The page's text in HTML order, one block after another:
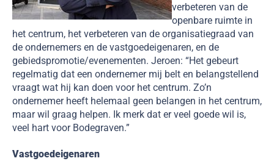
verbeteren van de
openbare ruimte in
het centrum, het verbeteren van de organisatiegraad van
de ondernemers en de vastgoedeigenaren, en de
gebiedspromotie/evenementen. Jeroen: “Het gebeurt
regelmatig dat een ondernemer mij belt en belangstellend
vraagt wat hij kan doen voor het centrum. Zo’n
ondernemer heeft helemaal geen belangen in het centrum,
maar wil graag helpen. Ik merk dat er veel goede wil is,
veel hart voor Bodegraven.”
Vastgoedeigenaren